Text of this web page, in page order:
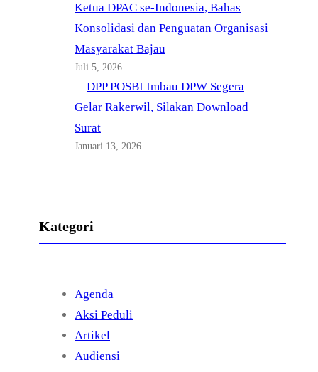
Ketua DPAC se-Indonesia, Bahas
Konsolidasi dan Penguatan Organisasi
Masyarakat Bajau
Juli 5, 2026
DPP POSBI Imbau DPW Segera
Gelar Rakerwil, Silakan Download
Surat
Januari 13, 2026
Kategori
Agenda
Aksi Peduli
Artikel
Audiensi